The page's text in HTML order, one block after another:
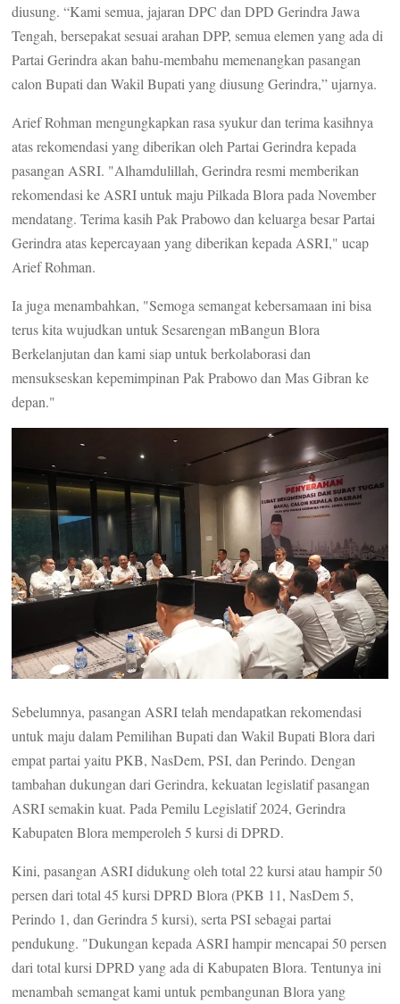
diusung. “Kami semua, jajaran DPC dan DPD Gerindra Jawa
Tengah, bersepakat sesuai arahan DPP, semua elemen yang ada di
Partai Gerindra akan bahu-membahu memenangkan pasangan
calon Bupati dan Wakil Bupati yang diusung Gerindra,” ujarnya.
Arief Rohman mengungkapkan rasa syukur dan terima kasihnya
atas rekomendasi yang diberikan oleh Partai Gerindra kepada
pasangan ASRI. "Alhamdulillah, Gerindra resmi memberikan
rekomendasi ke ASRI untuk maju Pilkada Blora pada November
mendatang. Terima kasih Pak Prabowo dan keluarga besar Partai
Gerindra atas kepercayaan yang diberikan kepada ASRI," ucap
Arief Rohman.
Ia juga menambahkan, "Semoga semangat kebersamaan ini bisa
terus kita wujudkan untuk Sesarengan mBangun Blora
Berkelanjutan dan kami siap untuk berkolaborasi dan
mensukseskan kepemimpinan Pak Prabowo dan Mas Gibran ke
depan."
Sebelumnya, pasangan ASRI telah mendapatkan rekomendasi
untuk maju dalam Pemilihan Bupati dan Wakil Bupati Blora dari
empat partai yaitu PKB, NasDem, PSI, dan Perindo. Dengan
tambahan dukungan dari Gerindra, kekuatan legislatif pasangan
ASRI semakin kuat. Pada Pemilu Legislatif 2024, Gerindra
Kabupaten Blora memperoleh 5 kursi di DPRD.
Kini, pasangan ASRI didukung oleh total 22 kursi atau hampir 50
persen dari total 45 kursi DPRD Blora (PKB 11, NasDem 5,
Perindo 1, dan Gerindra 5 kursi), serta PSI sebagai partai
pendukung. "Dukungan kepada ASRI hampir mencapai 50 persen
dari total kursi DPRD yang ada di Kabupaten Blora. Tentunya ini
menambah semangat kami untuk pembangunan Blora yang